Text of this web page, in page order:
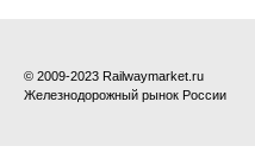
© 2009-2023 Railwaymarket.ru
Железнодорожный рынок России